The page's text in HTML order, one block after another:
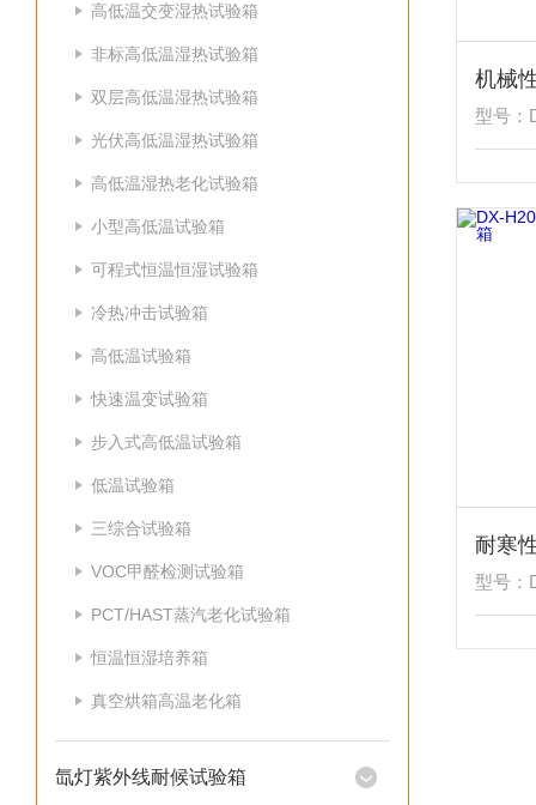
高低温交变湿热试验箱
非标高低温湿热试验箱
双层高低温湿热试验箱
光伏高低温湿热试验箱
高低温湿热老化试验箱
小型高低温试验箱
可程式恒温恒湿试验箱
冷热冲击试验箱
高低温试验箱
快速温变试验箱
步入式高低温试验箱
低温试验箱
三综合试验箱
VOC甲醛检测试验箱
PCT/HAST蒸汽老化试验箱
恒温恒湿培养箱
真空烘箱高温老化箱
氙灯紫外线耐候试验箱
型号：
耐寒
型号：